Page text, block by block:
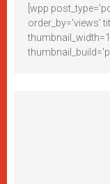
[wpp
order_by='views'